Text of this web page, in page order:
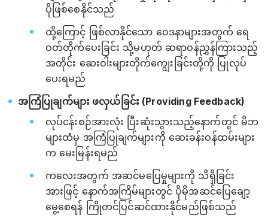
ပိုဖြစ်စေနိုင်သည်
ထို့ကြောင့် ဖြစ်လာနိုင်သော ဝေဒနာများအတွက် ရေ
ဝတ်တိုက်ပေးခြင်း သို့မဟုတ် ဆရာဝန်ညွှန်ကြားသည့်
အတိုင်း ဆေးဝါးများတိုက်ကျွေးခြင်းတို့ကို ပြုလုပ်
ပေးရမည်
အကြံပြုချက်များ ဖလှယ်ခြင်း (Providing Feedback)
လုပ်ငန်းစဉ်အားလုံး ပြီးဆုံးသွားသည့်နောက်တွင် မိဘ
များထံမှ အကြံပြုချက်များကို ဆေးခန်းဝန်ထမ်းများ
က မေးမြန်းရမည်
ကလေးအတွက် အဆင်မပြေမှုများကို သိရှိခြင်း
အားဖြင့် နောက်အကြိမ်များတွင် ပိုမိုအဆင်ပြေချော့
မွေ့စေရန် ကြိုတင်ပြင်ဆင်ထားနိုင်မည်ဖြစ်သည်